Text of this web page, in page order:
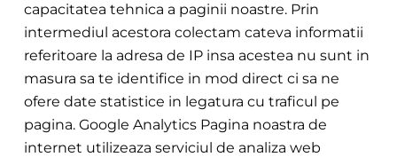
capacitatea tehnica a paginii noastre. Prin
intermediul acestora colectam cateva informatii
referitoare la adresa de IP insa acestea nu sunt in
masura sa te identifice in mod direct ci sa ne
ofere date statistice in legatura cu traficul pe
pagina. Google Analytics Pagina noastra de
internet utilizeaza serviciul de analiza web